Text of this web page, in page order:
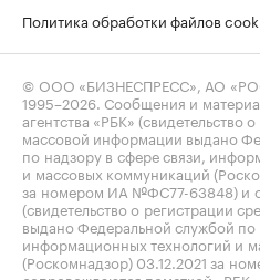
Политика обработки файлов
© ООО «БИЗНЕСПРЕСС», АО
1995–2026 . Сообщения и
агентства «РБК» (свидетельство
массовой информации выдано
по надзору в сфере связи,
и массовых коммуникаций
за номером ИА №ФС77-63848) и
(свидетельство о регистрации
выдано Федеральной службой по
информационных технологий и
(Роскомнадзор) 03.12.2021 за